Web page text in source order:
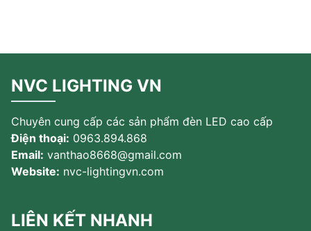
NVC LIGHTING VN
Chuyên cung cấp các sản phẩm đèn LED cao cấp
Điện thoại: 0963.894.868
Email: vanthao8668@gmail.com
Website: nvc-lightingvn.com
LIÊN KẾT NHANH